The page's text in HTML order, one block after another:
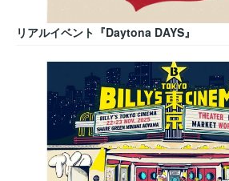
リアルイベント『Daytona DAYS』